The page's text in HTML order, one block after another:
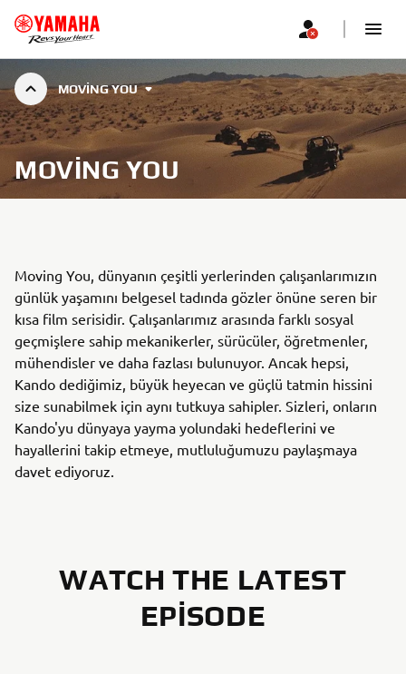
MOVING YOU
MOVING YOU
Moving You, dünyanın çeşitli yerlerinden çalışanlarımızın
günlük yaşamını belgesel tadında gözler önüne seren bir
kısa film serisidir. Çalışanlarımız arasında farklı sosyal
geçmişlere sahip mekanikerler, sürücüler, öğretmenler,
mühendisler ve daha fazlası bulunuyor. Ancak hepsi,
Kando dediğimiz, büyük heyecan ve güçlü tatmin hissini
size sunabilmek için aynı tutkuya sahipler. Sizleri, onların
Kando'yu dünyaya yayma yolundaki hedeflerini ve
hayallerini takip etmeye, mutluluğumuzu paylaşmaya
davet ediyoruz.
WATCH THE LATEST
EPISODE